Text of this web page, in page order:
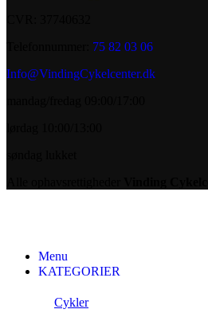
75 82 03 06
Info@VindingCykelcenter.dk
Menu
KATEGORIER
Cykler